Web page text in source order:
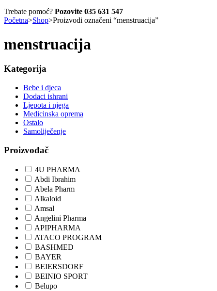
Trebate pomoć? Pozovite 035 631 547
Početna>Shop>Proizvodi označeni “menstruacija”
menstruacija
Kategorija
Bebe i djeca
Dodaci ishrani
Ljepota i njega
Medicinska oprema
Ostalo
Samoliječenje
Proizvođač
4U PHARMA
Abdi Ibrahim
Abela Pharm
Alkaloid
Amsal
Angelini Pharma
APIPHARMA
ATACO PROGRAM
BASHMED
BAYER
BEIERSDORF
BEINIO SPORT
Belupo